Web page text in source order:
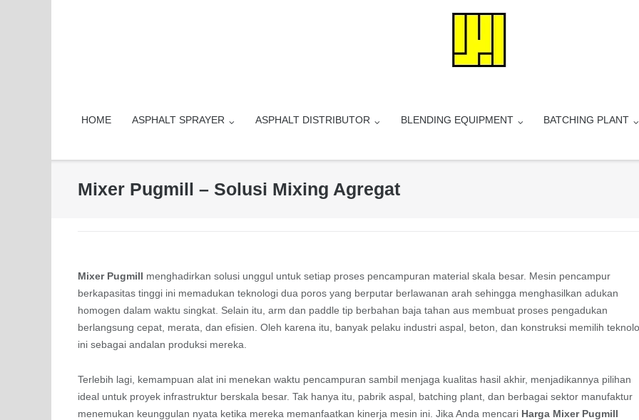
HOME ASPHALT SPRAYER ASPHALT DISTRIBUTOR BLENDING EQUIPMENT BATCHING PLANT
Mixer Pugmill – Solusi Mixing Agregat
Mixer Pugmill menghadirkan solusi unggul untuk setiap proses pencampuran material skala besar. Mesin pencampur
berkapasitas tinggi ini memadukan teknologi dua poros yang berputar berlawanan arah sehingga menghasilkan adukan
homogen dalam waktu singkat. Selain itu, arm dan paddle tip berbahan baja tahan aus membuat proses pengadukan
berlangsung cepat, merata, dan efisien. Oleh karena itu, banyak pelaku industri aspal, beton, dan konstruksi memilih
ini sebagai andalan produksi mereka.
Terlebih lagi, kemampuan alat ini menekan waktu pencampuran sambil menjaga kualitas hasil akhir, menjadikannya pilihan
ideal untuk proyek infrastruktur berskala besar. Tak hanya itu, pabrik aspal, batching plant, dan berbagai sektor manufaktur
menemukan keunggulan nyata ketika mereka memanfaatkan kinerja mesin ini. Jika Anda mencari Harga Mixer Pugmill